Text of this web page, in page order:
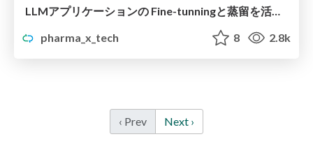
LLMアプリケーションの Fine-tunningと蒸留を活用した改善
pharma_x_tech
8 2.8k
‹ Prev Next ›